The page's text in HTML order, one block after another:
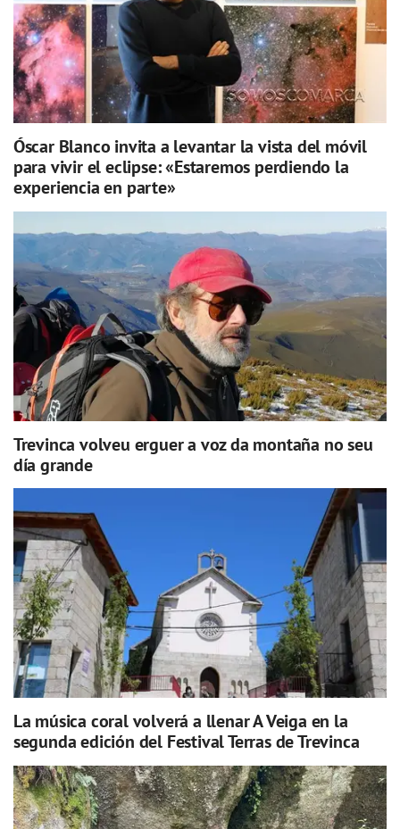
Óscar Blanco invita a levantar la vista del móvil
para vivir el eclipse: «Estaremos perdiendo la
experiencia en parte»
Trevinca volveu erguer a voz da montaña no seu
día grande
La música coral volverá a llenar A Veiga en la
segunda edición del Festival Terras de Trevinca